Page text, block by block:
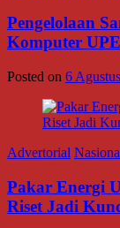
Pengelolaan
Komputer
Posted on 6
Advertorial
Pakar Energi
Riset Jadi